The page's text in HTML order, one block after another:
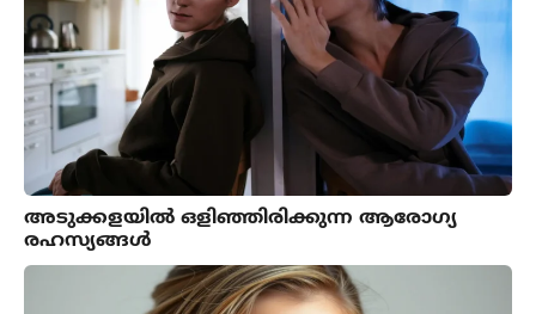
അടുക്കളയിൽ ഒളിഞ്ഞിരിക്കുന്ന ആരോഗ്യ
രഹസ്യങ്ങൾ